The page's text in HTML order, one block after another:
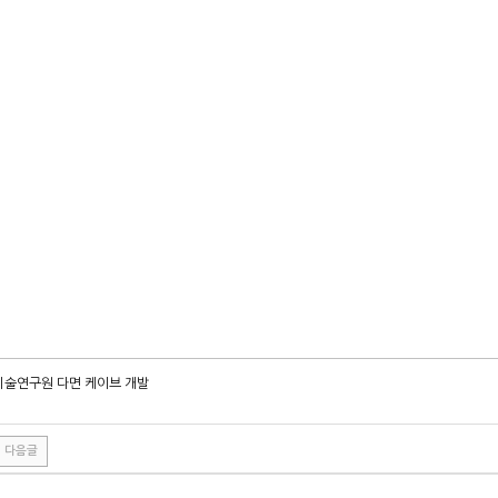
술연구원 다면 케이브 개발
다음글